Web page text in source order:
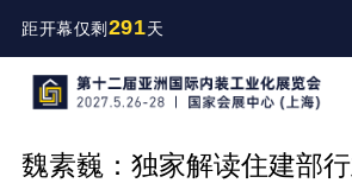
距开幕仅剩 291天
魏素巍：独家解读住建部